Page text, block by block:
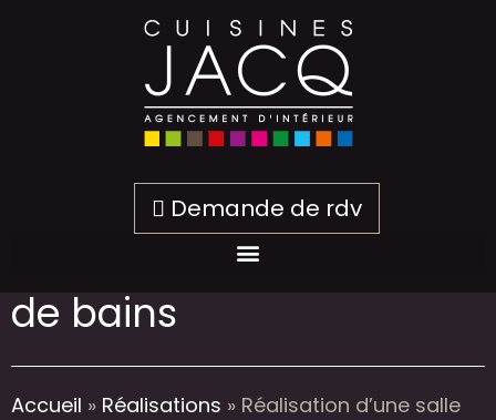
Demande de rdv
Réalisation d’une salle
de bains
Accueil » Réalisations » Réalisation d’une salle